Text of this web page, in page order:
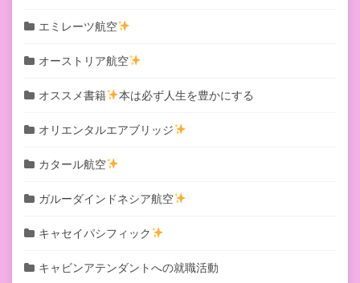
エミレーツ航空
オーストリア航空
オススメ書籍 本は必ず人生を豊かにする
オリエンタルエアブリッジ
カタール航空
ガルーダインドネシア航空
キャセイパシフィック
キャビンアテンダントへの就職活動